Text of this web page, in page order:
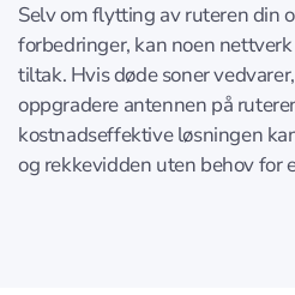
Selv om flytting av ruteren din
forbedringer, kan noen
tiltak. Hvis døde soner
oppgradere antennen på
kostnadseffektive løsningen
og rekkevidden uten behov for